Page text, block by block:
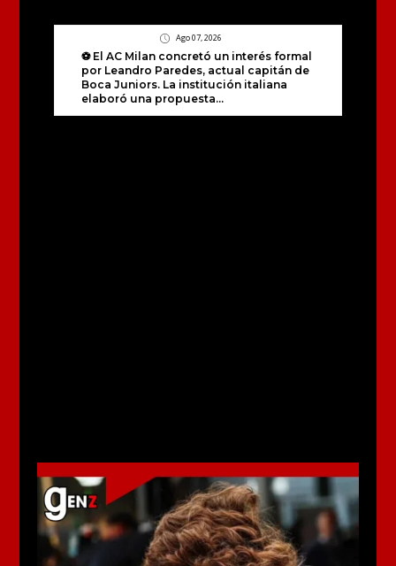
Ago 07, 2026
⚽ El AC Milan concretó un interés formal
por Leandro Paredes, actual capitán de
Boca Juniors. La institución italiana
elaboró una propuesta...